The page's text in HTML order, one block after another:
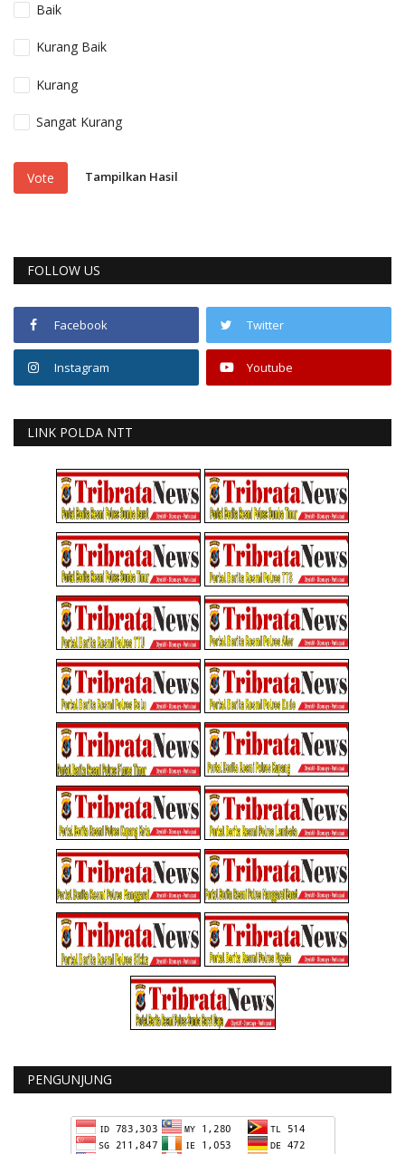
Baik
Kurang Baik
Kurang
Sangat Kurang
Vote Tampilkan Hasil
FOLLOW US
Facebook Twitter
Instagram Youtube
LINK POLDA NTT
PENGUNJUNG